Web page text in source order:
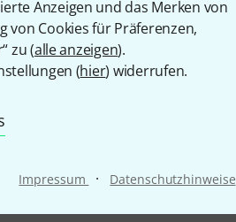
Anzeigen und das Merken von
von Cookies für Präferenzen,
zu (alle anzeigen).
(hier) widerrufen.
Impressum · Datenschutzhinweise
4 Empfänger;
Empfänger; 5,8...